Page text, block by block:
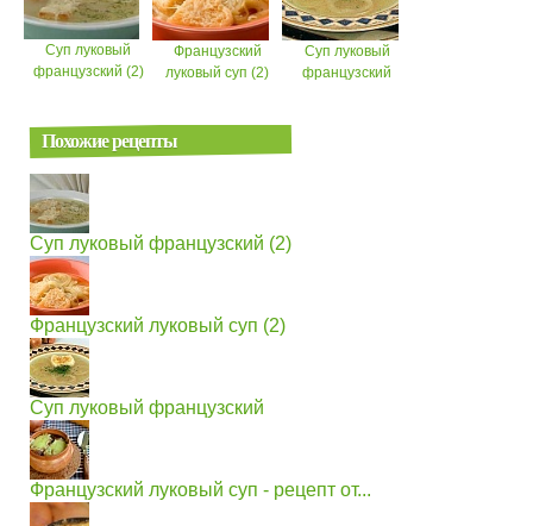
Суп луковый
французский (2)
Французский
луковый суп (2)
Суп луковый
французский
Похожие рецепты
Суп луковый французский (2)
Французский луковый суп (2)
Суп луковый французский
Французский луковый суп - рецепт от...